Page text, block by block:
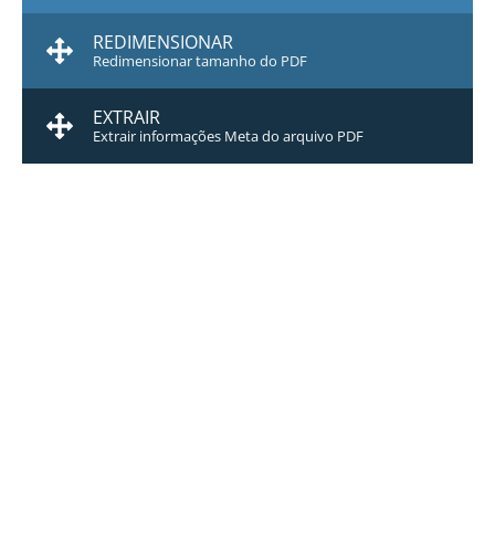
REDIMENSIONAR
Redimensionar tamanho do PDF
EXTRAIR
Extrair informações Meta do arquivo PDF